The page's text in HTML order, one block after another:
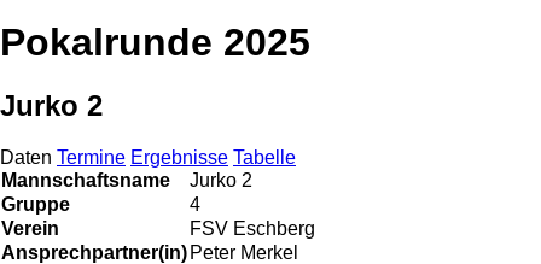
Pokalrunde 2025
Jurko 2
Daten Termine Ergebnisse Tabelle
Mannschaftsname
Jurko 2
Gruppe
4
Verein
FSV Eschberg
Ansprechpartner(in) Peter Merkel